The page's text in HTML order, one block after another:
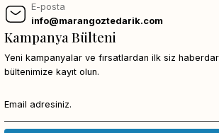
E-posta
info@marangoztedarik.com
Kampanya Bülteni
Yeni kampanyalar ve fırsatlardan ilk siz
bültenimize kayıt olun.